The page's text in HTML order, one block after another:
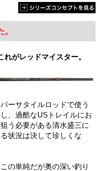
がレッドマイスター。
ーサタイルロッドで使う
、過酷なUSトレイルにお
う必要がある清水盛三に
状況は決して珍しくな
の単純だが奥の深い釣り